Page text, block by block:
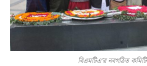
বিএমটিএ’র নবগঠিত কমিটি